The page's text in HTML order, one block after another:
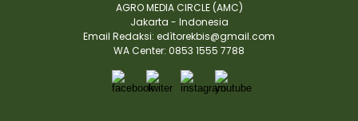
AGRO MEDIA CIRCLE (AMC)
Jakarta - Indonesia
Email Redaksi: edìtorekbis@gmail.com
WA Center: 0853 1555 7788